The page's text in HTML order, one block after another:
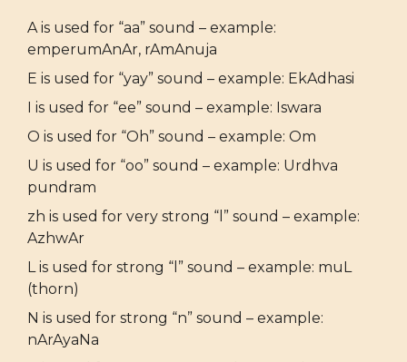
A is used for “aa” sound – example:
emperumAnAr, rAmAnuja
E is used for “yay” sound – example: EkAdhasi
I is used for “ee” sound – example: Iswara
O is used for “Oh” sound – example: Om
U is used for “oo” sound – example: Urdhva
pundram
zh is used for very strong “l” sound – example:
AzhwAr
L is used for strong “l” sound – example: muL
(thorn)
N is used for strong “n” sound – example:
nArAyaNa